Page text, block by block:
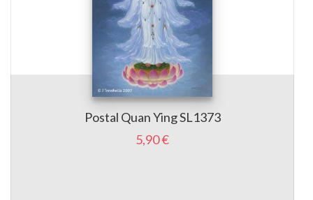
Postal Quan Ying SL1373
5,90 €